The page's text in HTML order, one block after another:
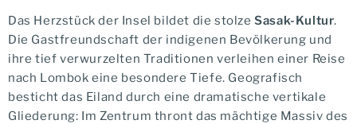
Das Herzstück der Insel bildet die stolzeSasak-Kultur.
Die Gastfreundschaft der indigenen Bevölkerung und
ihre tief verwurzelten Traditionen verleihen einer Reise
nach Lombok eine besondere Tiefe. Geografisch
besticht das Eiland durch eine dramatische vertikale
Gliederung: Im Zentrum thront das mächtige Massiv des